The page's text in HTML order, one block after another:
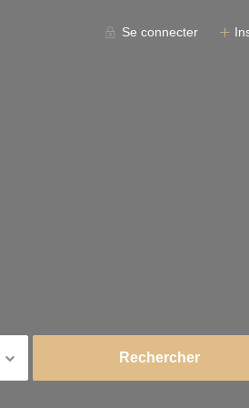
Se connecter